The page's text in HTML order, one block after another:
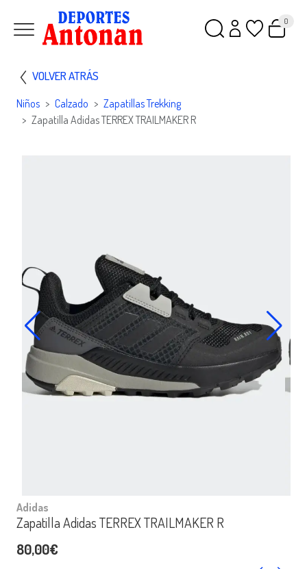
0
VOLVER ATRÁS
Niños Calzado
Zapatillas Trekking
Zapatilla Adidas TERREX TRAILMAKER R
Adidas
Zapatilla Adidas TERREX TRAILMAKER R
80,00€